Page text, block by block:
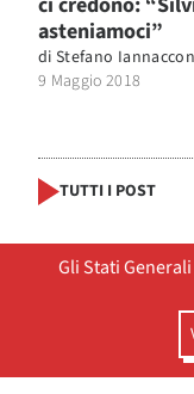
asteniamoci”
di Stefano
9 Maggio 2018
TUTTI I POST
Gli Stati